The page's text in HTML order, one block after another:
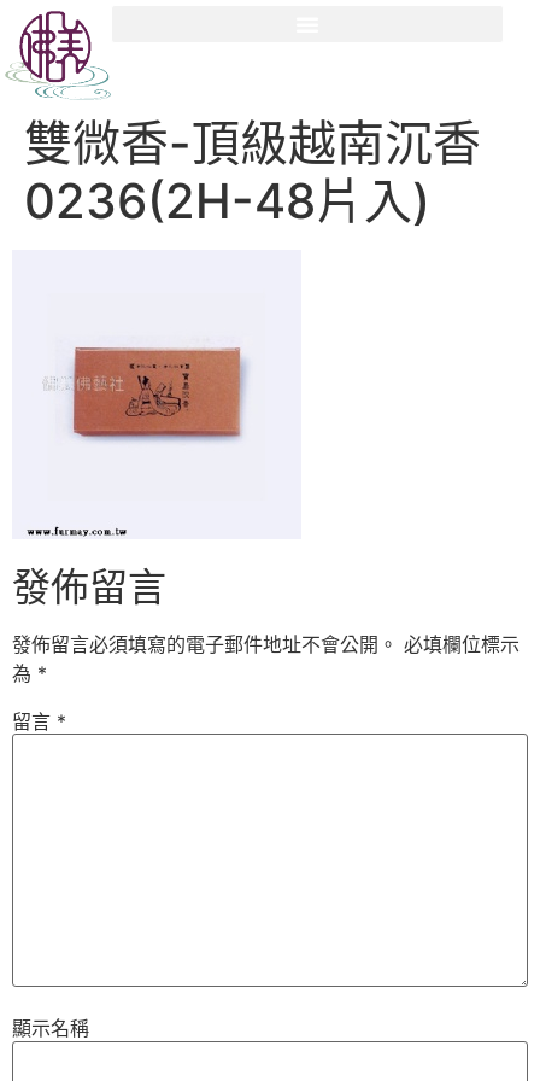
雙微香-頂級越南沉香
0236(2H-48片入)
發佈留言
發佈留言必須填寫的電子郵件地址不會公開。 必填欄位標示
為 *
留言 *
顯示名稱